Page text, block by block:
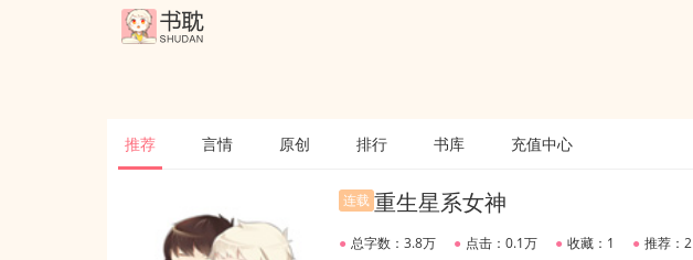
推荐 言情 原创 排行 书库 充值中心
连载 重生星系女神
● 总字数：3.8万 ● 点击：0.1万 ● 收藏：1 ● 推荐：2